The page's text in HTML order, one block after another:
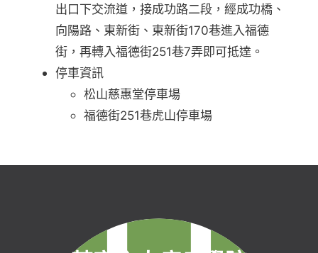
出口下交流道，接成功路二段，經成功橋、
向陽路、東新街、東新街170巷進入福德
街，再轉入福德街251巷7弄即可抵達。
停車資訊
松山慈惠堂停車場
福德街251巷虎山停車場